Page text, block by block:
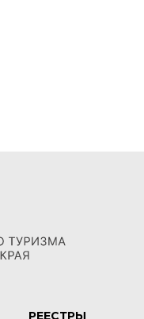
РЕЕСТРЫ